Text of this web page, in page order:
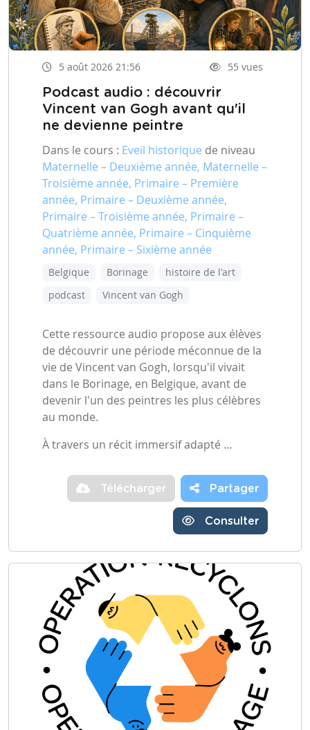
5 août 2026 21:56 55 vues
Podcast audio : découvrir
Vincent van Gogh avant qu'il
ne devienne peintre
Dans le cours : Eveil historique de niveau
Maternelle – Deuxième année, Maternelle –
Troisième année, Primaire – Première
année, Primaire – Deuxième année,
Primaire – Troisième année, Primaire –
Quatrième année, Primaire – Cinquième
année, Primaire – Sixième année
Belgique Borinage
histoire de l'art
podcast
Vincent van Gogh
Cette ressource audio propose aux élèves
de découvrir une période méconnue de la
vie de Vincent van Gogh, lorsqu'il vivait
dans le Borinage, en Belgique, avant de
devenir l'un des peintres les plus célèbres
au monde.
À travers un récit immersif adapté …
Télécharger Partager
Consulter